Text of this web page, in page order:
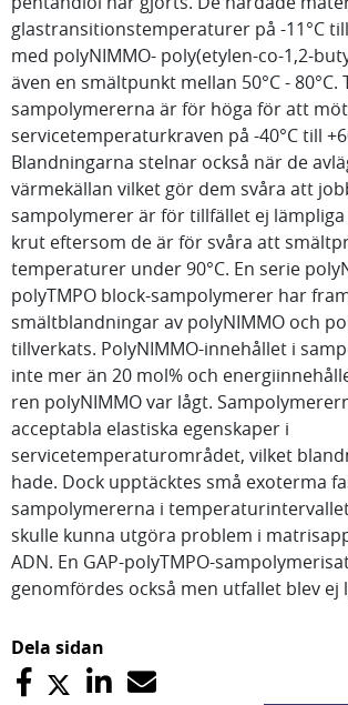
glastransitionstemperaturer på -11°C
med polyNIMMO- poly(etylen-co-1,2-
även en smältpunkt mellan 50°C - 80°C.
sampolymererna är för höga för att
servicetemperaturkraven på -40°C till
Blandningarna stelnar också när de
värmekällan vilket gör dem svåra att
sampolymerer är för tillfället ej lämpliga
krut eftersom de är för svåra att
temperaturer under 90°C. En serie
polyTMPO block-sampolymerer har
smältblandningar av polyNIMMO och
tillverkats. PolyNIMMO-innehållet i
inte mer än 20 mol% och
ren polyNIMMO var lågt.
acceptabla elastiska egenskaper i
servicetemperaturområdet, vilket
hade. Dock upptäcktes små exoterma
sampolymererna i temperaturintervallet
skulle kunna utgöra problem i
ADN. En GAP-polyTMPO-
genomfördes också men utfallet blev ej
Dela sidan